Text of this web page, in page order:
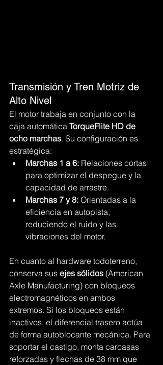
Transmisión y Tren Motriz de
Alto Nivel
El motor trabaja en conjunto con la
caja automática TorqueFlite HD de
ocho marchas. Su configuración es
estratégica:
Marchas 1 a 6: Relaciones cortas
para optimizar el despegue y la
capacidad de arrastre.
Marchas 7 y 8: Orientadas a la
eficiencia en autopista,
reduciendo el ruido y las
vibraciones del motor.
En cuanto al hardware todoterreno,
conserva sus ejes sólidos (American
Axle Manufacturing) con bloqueos
electromagnéticos en ambos
extremos. Si los bloqueos están
inactivos, el diferencial trasero actúa
de forma autoblocante mecánica. Para
soportar el castigo, monta carcasas
reforzadas y flechas de 38 mm que